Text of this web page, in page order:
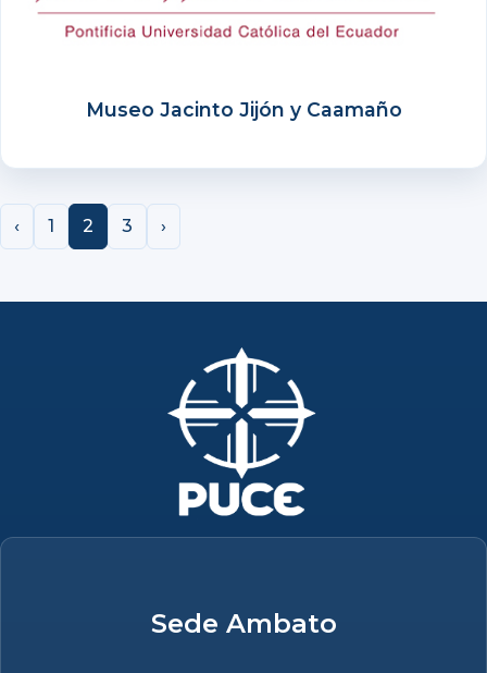
Museo Jacinto Jijón y Caamaño
‹ 1 2 3 ›
Sede Ambato